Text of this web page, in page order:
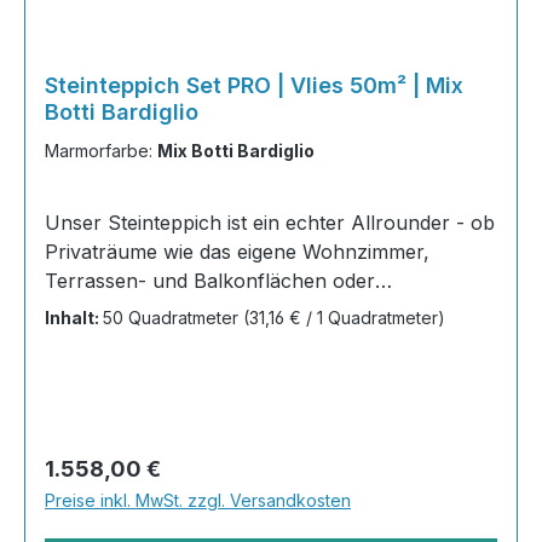
Steinteppich Set PRO | Vlies 50m² | Mix
Botti Bardiglio
Marmorfarbe: Mix Botti Bardiglio
Unser Steinteppich ist ein echter Allrounder - ob
Privaträume wie das eigene Wohnzimmer,
Terrassen- und Balkonflächen oder
Gewerbeobjekte und Austellungsräume; unsere
und einfach zu verlegen. Stöbern Sie in unserem
Shop nach Ihrer Lieblingsfarbe und legen Sie
gleich los!Inhalt 20x25kg Marmorsteine 10kg
Inhalt: 50 Quadratmeter (31,16 € / 1 Quadratmeter)
Regulärer Preis:
1.558,00 €
Preise inkl. MwSt. zzgl. Versandkosten